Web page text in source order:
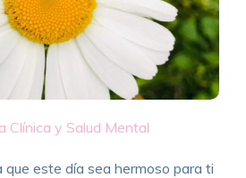
Clínica y Salud Mental
que este día sea hermoso para ti